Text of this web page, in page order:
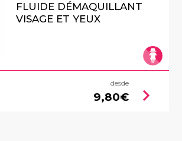
FLUIDE DÉMAQUILLANT
VISAGE ET YEUX
desde
9,80€ chevron_right